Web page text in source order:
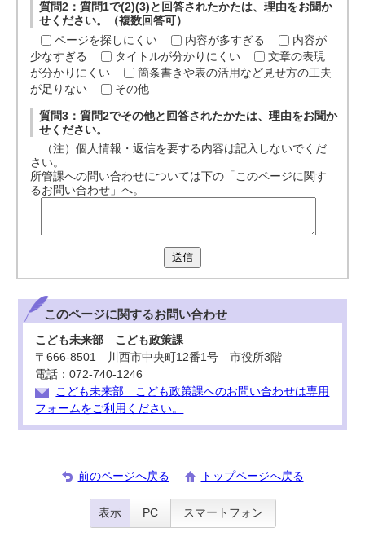
質問2：質問1で(2)(3)と回答されたかたは、理由をお聞か
せください。（複数回答可）
ページを探しにくい
内容が多すぎる
内容が
少なすぎる
タイトルが分かりにくい
文章の表現
が分かりにくい
箇条書きや表の活用など見せ方の工夫
が足りない
その他
質問3：質問2でその他と回答されたかたは、理由をお聞か
せください。
（注）個人情報・返信を要する内容は記入しないでくだ
さい。
所管課への問い合わせについては下の「このページに関す
るお問い合わせ」へ。
送信
このページに関するお問い合わせ
こども未来部 こども政策課
〒666-8501 川西市中央町12番1号 市役所3階
電話：072-740-1246
こども未来部 こども政策課へのお問い合わせは専用
フォームをご利用ください。
前のページへ戻る トップページへ戻る
表示 PC スマートフォン